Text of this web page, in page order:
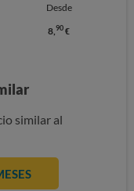
Desde
8,90 €
similar al